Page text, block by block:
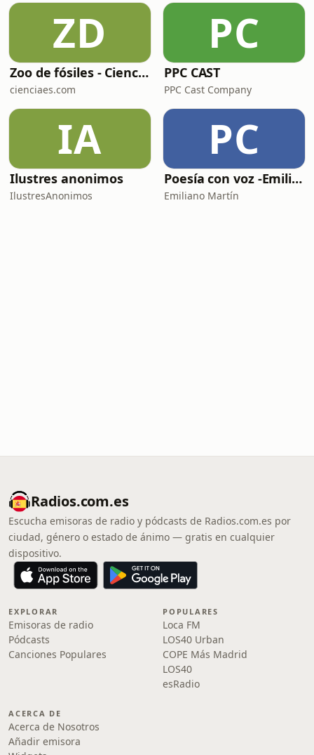
ZD
Zoo de fósiles - Cienciaes.com
cienciaes.com
PC
PPC CAST
PPC Cast Company
IA
Ilustres anonimos
IlustresAnonimos
PC
Poesía con voz -Emiliano Martín- Podcasts
Emiliano Martín
Radios.com.es
Escucha emisoras de radio y pódcasts de Radios.com.es por
ciudad, género o estado de ánimo — gratis en cualquier
dispositivo.
EXPLORAR
Emisoras de radio
Pódcasts
Canciones Populares
POPULARES
Loca FM
LOS40 Urban
COPE Más Madrid
LOS40
esRadio
ACERCA DE
Acerca de Nosotros
Añadir emisora